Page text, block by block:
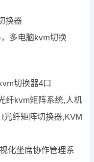
换器
多电脑kvm切换
切换器4口
纤kvm矩阵系统,人机
光纤矩阵切换器,KVM
化坐席协作管理系